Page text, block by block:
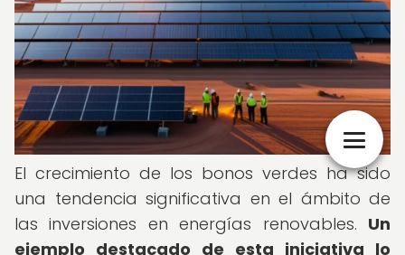
El crecimiento de los bonos verdes ha sido
una tendencia significativa en el ámbito de
las inversiones en energías renovables. Un
ejemplo destacado de esta iniciativa lo